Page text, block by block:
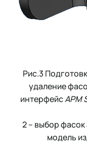
Рис.3
удаление
интерфейсAPM
2 – выбор
модель